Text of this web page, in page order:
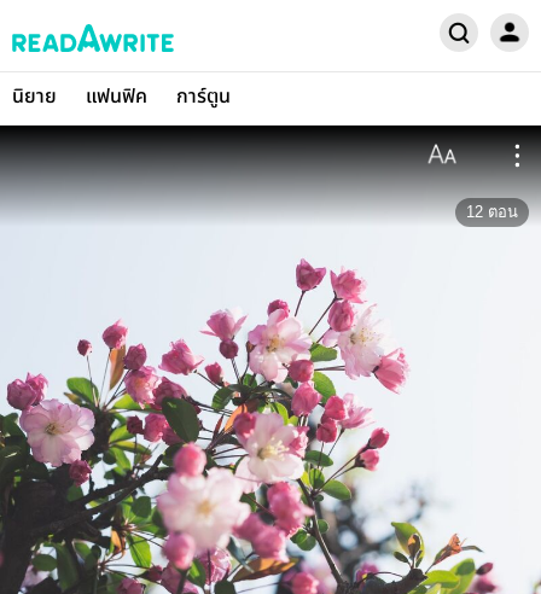
นิยาย แฟนฟิค การ์ตูน
12 ตอน